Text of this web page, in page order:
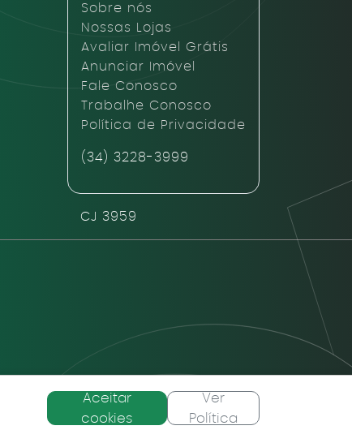
Aceitar
cookies
Ver
Política
Sobre nós
Nossas Lojas
Avaliar Imóvel Grátis
Anunciar Imóvel
Fale Conosco
Trabalhe Conosco
Política de Privacidade
(34) 3228-3999
CJ 3959
HUB URBS